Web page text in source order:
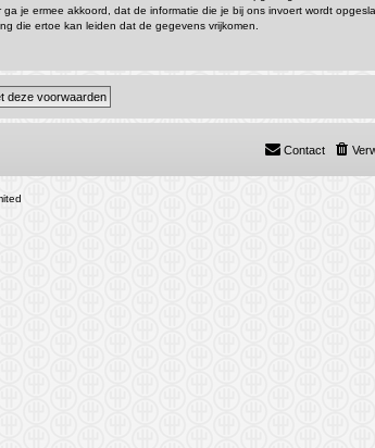
je ermee akkoord, dat de informatie die je bij ons invoert wordt
die ertoe kan leiden dat de gegevens vrijkomen.
Contact